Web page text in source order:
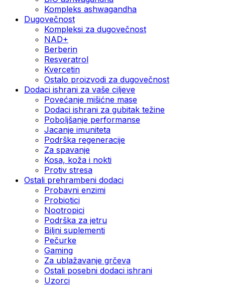
Kompleks ashwagandha
Dugovečnost
Kompleksi za dugovečnost
NAD+
Berberin
Resveratrol
Kvercetin
Ostalo proizvodi za dugovečnost
Dodaci ishrani za vaše ciljeve
Povećanje mišićne mase
Dodaci ishrani za gubitak težine
Poboljšanje performanse
Jacanje imuniteta
Podrška regeneracije
Za spavanje
Kosa, koža i nokti
Protiv stresa
Ostali prehrambeni dodaci
Probavni enzimi
Probiotici
Nootropici
Podrška za jetru
Biljni suplementi
Pečurke
Gaming
Za ublažavanje grčeva
Ostali posebni dodaci ishrani
Uzorci